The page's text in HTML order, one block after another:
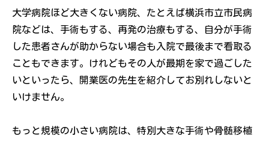
大学病院ほど大きくない病院、たとえば横浜市立市民病
院などは、手術もする、再発の治療もする、自分が手術
した患者さんが助からない場合も入院で最後まで看取る
こともできます。けれどもその人が最期を家で過ごした
いといったら、開業医の先生を紹介してお別れしないと
いけません。
もっと規模の小さい病院は、特別大きな手術や骨髄移植